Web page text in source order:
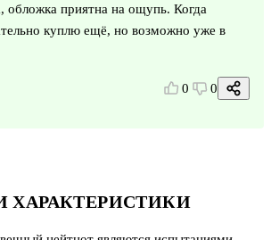
ХАРАКТЕРИСТИКИ
обложка приятна на ощупь. Когда
куплю ещё, но возможно уже в
0 0